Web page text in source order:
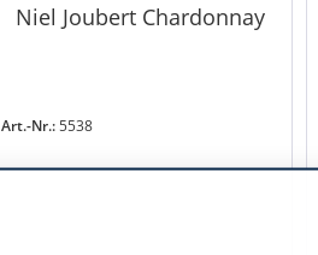
Niel Joubert Chardonnay
Art.-Nr.:5538